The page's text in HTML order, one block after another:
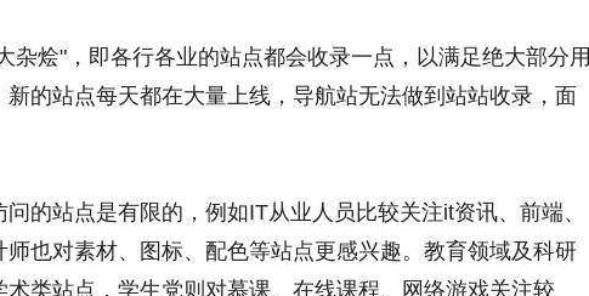
杂烩"，即各行各业的站点都会收录一点，以满足绝大部分用
新的站点每天都在大量上线，导航站无法做到站站收录，面
的站点是有限的，例如IT从业人员比较关注it资讯、前端、
也对素材、图标、配色等站点更感兴趣。教育领域及科研
类站点，学生党则对慕课、在线课程、网络游戏关注较